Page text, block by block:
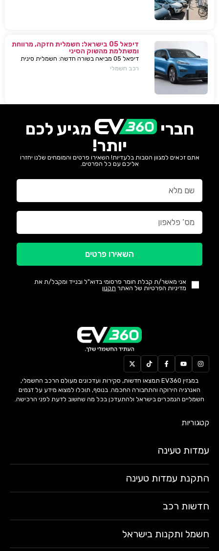
דיפאל 05 בישראל: חשמלית חזקה, מרווחת
ומשתלמת מהשוק הסיני
דיפאל 05 מביאה בשורה חדשה: חשמלית סינית
חזקה, גדולה וזולה שמאיימת לערער את מתחרות
רכב חשמלי
חברי
מגיע לכם
יותר!
אתם זכאים למגוון הטבות בלעדיות! השאירו פרטים והמומחים שלנו יחזרו
אליכם עם כל הפרטים.
אני מאשר/ת קבלת חומר פרסומי בדוא"ל ובנייד ומקבל/ת את
מדיניות הפרטיות של האתר תקנון
השאירו פרטים
במגזין EV360 תמצאו חדשות, סקירות ועדכונים מעולם הרכב החשמלי,
האנרגיה הירוקה והתחבורה החכמה. בנוסף, תוכלו למצוא מידע על דגמים
חשמליים הנמכרים בישראל ולהתעדכן בכל מה שחשוב לדעת לפני הרכישה.
קטגוריות
עמדות טעינה
התקנת עמדות טעינה
חדשות רכב
חשמל ותקנות בישראל